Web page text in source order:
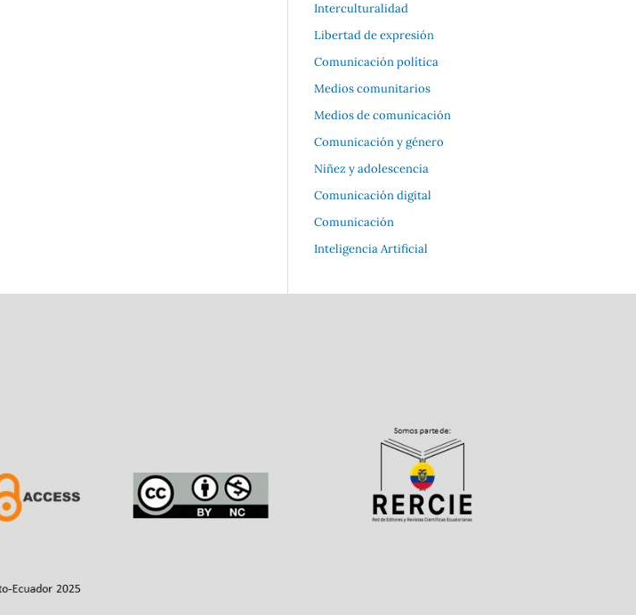
Interculturalidad
Libertad de expresión
Comunicación política
Medios comunitarios
Medios de comunicación
Comunicación y género
Niñez y adolescencia
Comunicación digital
Comunicación
Inteligencia Artificial